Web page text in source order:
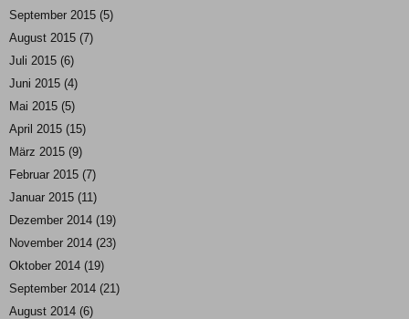
September 2015 (5)
August 2015 (7)
Juli 2015 (6)
Juni 2015 (4)
Mai 2015 (5)
April 2015 (15)
März 2015 (9)
Februar 2015 (7)
Januar 2015 (11)
Dezember 2014 (19)
November 2014 (23)
Oktober 2014 (19)
September 2014 (21)
August 2014 (6)